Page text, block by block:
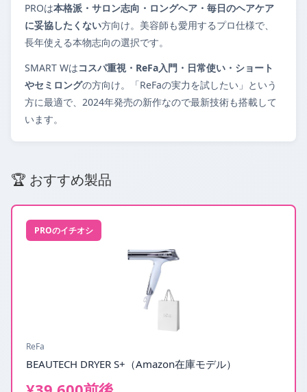
PROは本格派・サロン志向・ロングヘア・毎日のヘアケア
に妥協したくない方向け。美容師も愛用するプロ仕様で、
長年使える本物志向の選択です。
SMART Wはコスパ重視・ReFa入門・日常使い・ショート
やセミロングの方向け。「ReFaの実力を試したい」という
方に最適で、2024年発売の新作なので最新技術も搭載して
います。
🏆 おすすめ製品
PROのイチオシ
ReFa
BEAUTECH DRYER S+（Amazon在庫モデル）